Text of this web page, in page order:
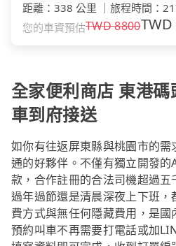
距離 ： 338 公里 旅程時間 ：
您的車資預估TWD8800TWD
全家便利商店 東港
車到府接送
如你有往返屏東縣與桃園市的
通的好夥伴。不僅有獨立開發
款，合作註冊的合法司機超過
過年過節還是清晨深夜上下班
費方式與無任何隱藏費用，是
預約叫車不再需要打電話或加